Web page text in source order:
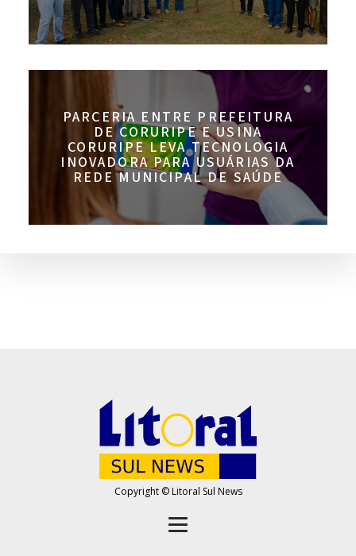
PARCERIA ENTRE PREFEITURA
DE CORURIPE E USINA
CORURIPE LEVA TECNOLOGIA
INOVADORA PARA USUÁRIAS DA
REDE MUNICIPAL DE SAÚDE
Copyright © Litoral Sul News